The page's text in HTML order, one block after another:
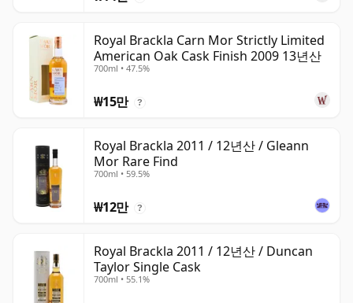
Royal Brackla Carn Mor Strictly Limited
American Oak Cask Finish 2009 13년산
700ml • 47.5%
₩15만 ?
Royal Brackla 2011 / 12년산 / Gleann
Mor Rare Find
700ml • 59.5%
₩12만 ?
Royal Brackla 2011 / 12년산 / Duncan
Taylor Single Cask
700ml • 55.1%